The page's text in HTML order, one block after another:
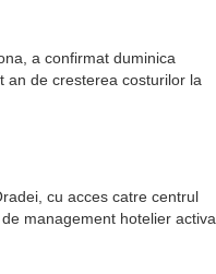
a confirmat duminica
an de cresterea costurilor la
cu acces catre centrul
management hotelier activa